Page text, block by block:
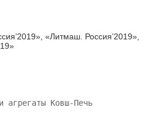
«Литмаш. Россия’2019»,
агрегаты Ковш-Печь